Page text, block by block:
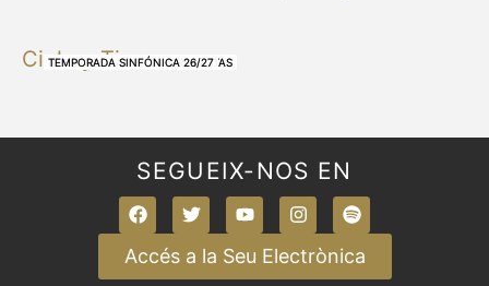
NUESTRAS BANDAS Y ORQUESTAS
NUESTRAS BANDAS Y ORQUESTAS
OTRAS MÚSICAS
NUESTRAS BANDAS Y ORQUESTAS
NUESTRAS BANDAS Y ORQUESTAS
TEMPORADA SINFÓNICA 26/27
TEMPORADA SINFÓNICA 26/27
TEMPORADA SINFÓNICA 26/27
Cielo y Tierra
TEMPORADA SINFÓNICA 26/27
SEGUEIX-NOS EN
Accés a la Seu Electrònica